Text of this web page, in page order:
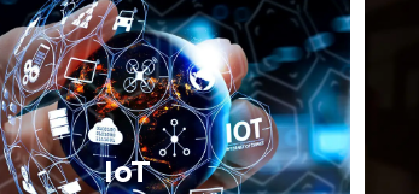
IoT